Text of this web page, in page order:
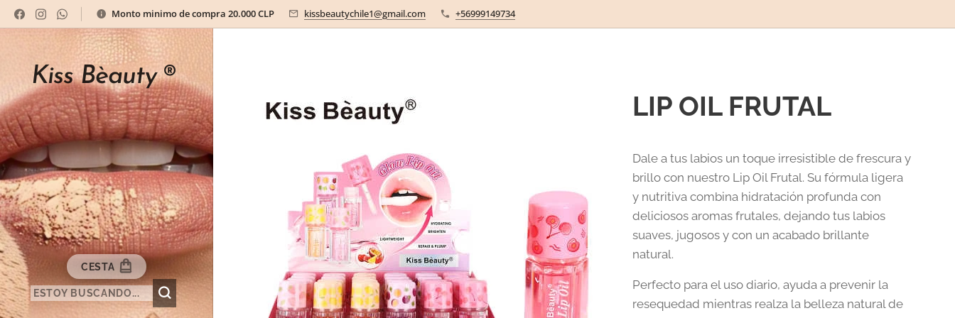
Monto minimo de compra 20.000 CLP kissbeautychile1@gmail.com +56999149734
Kiss Bèauty®
CESTA
LIP OIL FRUTAL
Dale a tus labios un toque irresistible de frescura y
brillo con nuestro Lip Oil Frutal. Su fórmula ligera
y nutritiva combina hidratación profunda con
deliciosos aromas frutales, dejando tus labios
suaves, jugosos y con un acabado brillante
natural.
Perfecto para el uso diario, ayuda a prevenir la
resequedad mientras realza la belleza natural de